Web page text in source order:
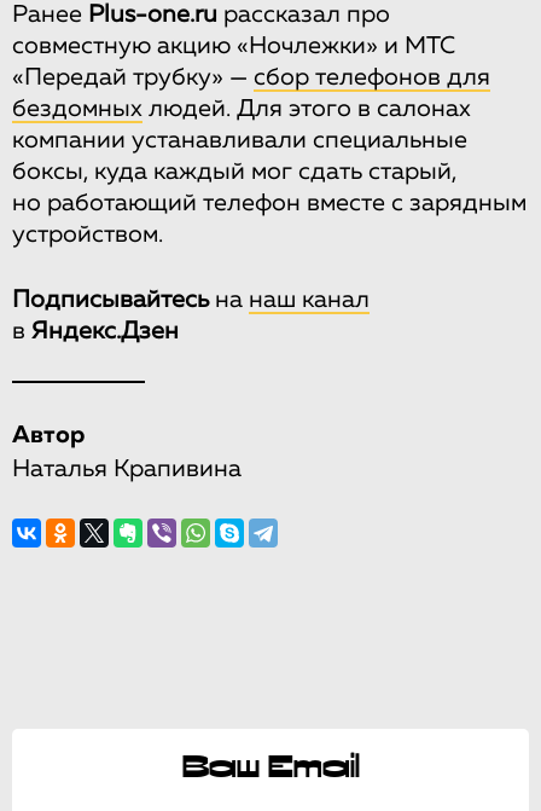
Ранее Plus-one.ru рассказал про
совместную акцию «Ночлежки» и МТС
«Передай трубку» — сбор телефонов для
бездомных людей. Для этого в салонах
компании устанавливали специальные
боксы, куда каждый мог сдать старый,
но работающий телефон вместе с зарядным
устройством.
Подписывайтесьна наш канал
в Яндекс.Дзен
Автор
Наталья Крапивина
Ваш Email